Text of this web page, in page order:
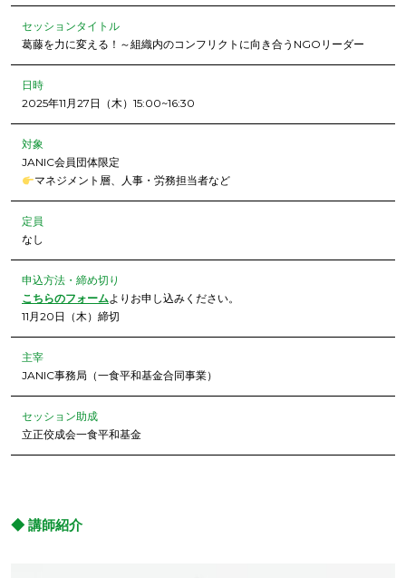
セッションタイトル
葛藤を力に変える！～組織内のコンフリクトに向き合うNGOリーダー
日時
2025年11月27日（木）15:00~16:30
対象
JANIC会員団体限定
マネジメント層、人事・労務担当者など
定員
なし
申込方法・締め切り
こちらのフォームよりお申し込みください。
11月20日（木）締切
主宰
JANIC事務局（一食平和基金合同事業）
セッション助成
立正佼成会一食平和基金
◆ 講師紹介